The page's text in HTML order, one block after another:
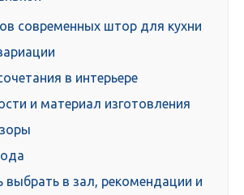
современных штор для кухни
в интерьере
и материал изготовления
выбрать в зал, рекомендации и